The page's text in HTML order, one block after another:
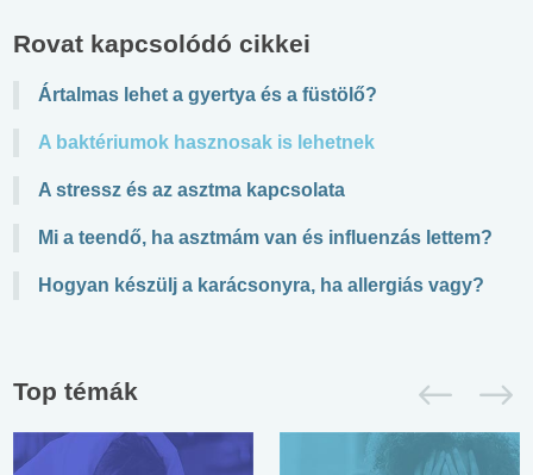
Rovat kapcsolódó cikkei
Ártalmas lehet a gyertya és a füstölő?
A baktériumok hasznosak is lehetnek
A stressz és az asztma kapcsolata
Mi a teendő, ha asztmám van és influenzás lettem?
Hogyan készülj a karácsonyra, ha allergiás vagy?
Top témák